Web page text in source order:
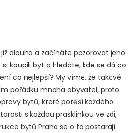
dlouho a začínáte pozorovat jeho
koupili byt a hledáte, kde se dá co
co nejlepší? My víme, že takové
pořádku mnoha obyvatel, proto
bytů, které potěší každého.
s každou prasklinkou ve zdi,
bytů Praha se o to postarají.